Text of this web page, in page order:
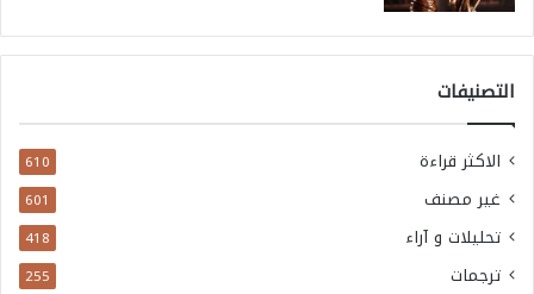
ا
ت
ا
ي
و
ا
التصنيفات
الاكثر قراءة 610
غير مصنف 601
تحليلات و آراء 418
ترجمات 255